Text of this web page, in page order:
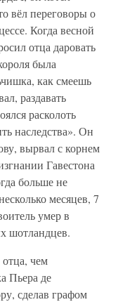
вёл переговоры о
Когда весной
отца даровать
была
как смеешь
раздавать
расколоть
наследства». Он
вырвал с корнем
Гавестона
больше не
месяцев, 7
умер в
шотландцев.
чем
Пьера де
сделав графом